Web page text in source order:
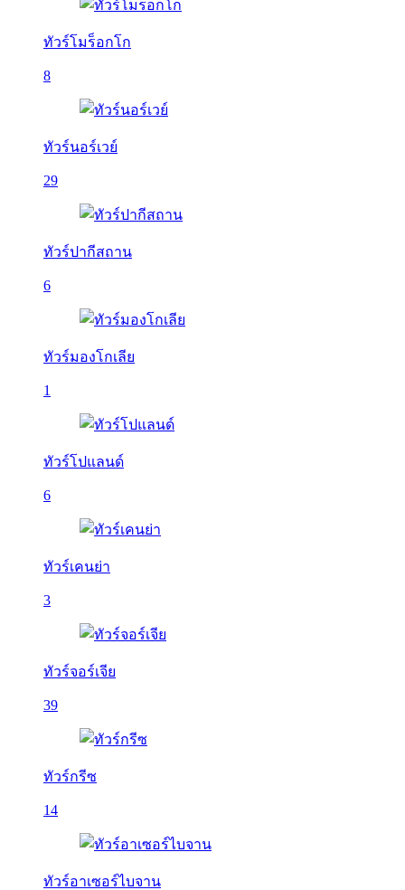
ทัวร์โมร็อกโก
8
ทัวร์นอร์เวย์
29
ทัวร์ปากีสถาน
6
ทัวร์มองโกเลีย
1
ทัวร์โปแลนด์
6
ทัวร์เคนย่า
3
ทัวร์จอร์เจีย
39
ทัวร์กรีซ
14
ทัวร์อาเซอร์ไบจาน